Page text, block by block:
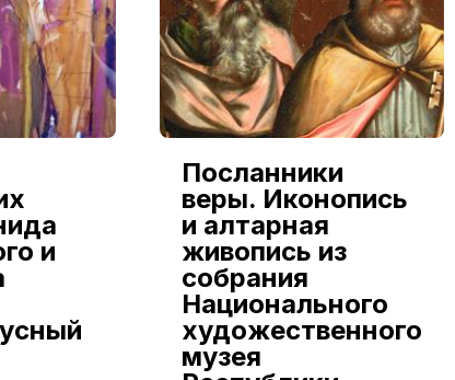
и
Посланники
веры. Иконопись
и алтарная
живопись из
собрания
Национального
художественного
музея